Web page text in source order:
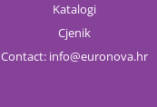
Katalogi
Cjenik
Contact: info euronova.hr